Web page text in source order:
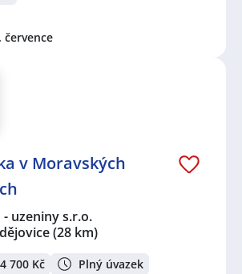
července
v Moravských
- uzeniny s.r.o.
(28 km)
700 Kč Plný úvazek